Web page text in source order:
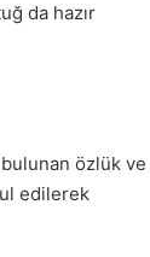
da hazır
özlük ve
edilerek
2025,